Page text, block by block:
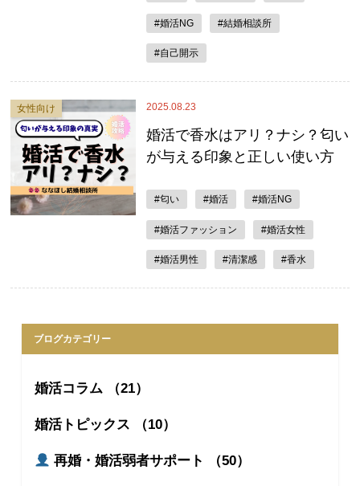
#婚活NG #結婚相談所
#自己開示
2025.08.23
女性向け
婚活で香水はアリ？ナシ？匂い
が与える印象と正しい使い方
#匂い #婚活 #婚活NG
#婚活ファッション #婚活女性
#婚活男性 #清潔感 #香水
ブログカテゴリー
婚活コラム （21）
婚活トピックス （10）
再婚・婚活弱者サポート （50）